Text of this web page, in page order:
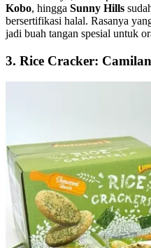
Kobo, hingga Sunny Hills
bersertifikasi halal. Rasanya
jadi buah tangan spesial untuk
3. Rice Cracker: